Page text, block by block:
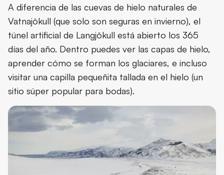
A diferencia de las cuevas de hielo naturales de
Vatnajökull (que solo son seguras en invierno), el
túnel artificial de Langjökull está abierto los 365
días del año. Dentro puedes ver las capas de hielo,
aprender cómo se forman los glaciares, e incluso
visitar una capilla pequeñita tallada en el hielo (un
sitio súper popular para bodas).